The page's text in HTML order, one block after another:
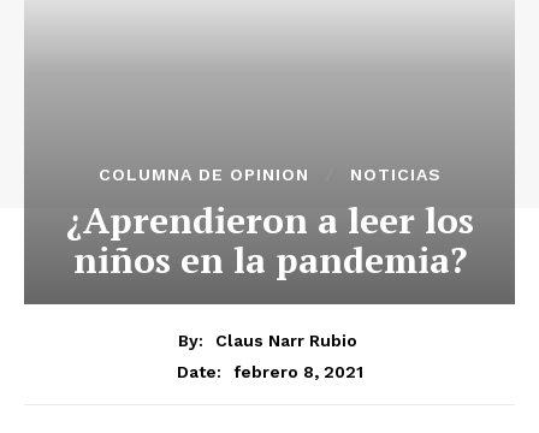
COLUMNA DE OPINION NOTICIAS
¿Aprendieron a leer los
niños en la pandemia?
By:
Claus Narr Rubio
Date:
febrero 8, 2021